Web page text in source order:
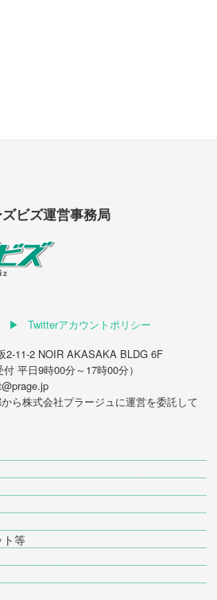
ビズ運営事務局
Twitterアカウントポリシー
11-2 NOIR AKASAKA BLDG 6F
平日9時00分～17時00分）
ら株式会社プラージュに運営を委託して
等